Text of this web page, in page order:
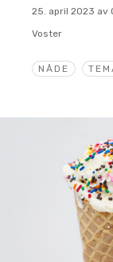
NÅDE
25. april 2023 av
Voster